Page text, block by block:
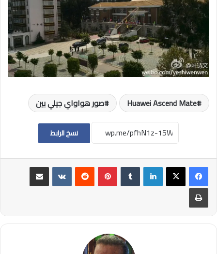
Huawei Ascend Mate صور هواواي جيلي بين
نسخ الرابط
لينكدإن بينتيريست
مشاركة عبر البريد
طباعة